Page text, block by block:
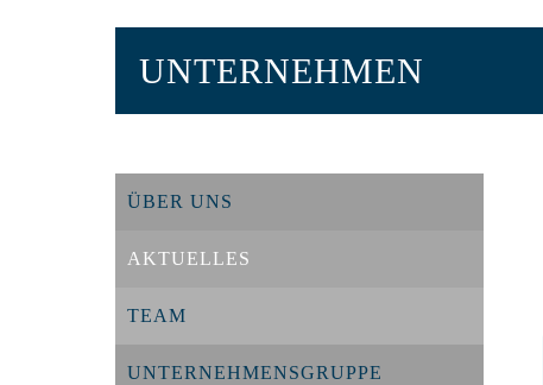
UNTERNEHMEN
ÜBER UNS
AKTUELLES
TEAM
UNTERNEHMENSGRUPPE